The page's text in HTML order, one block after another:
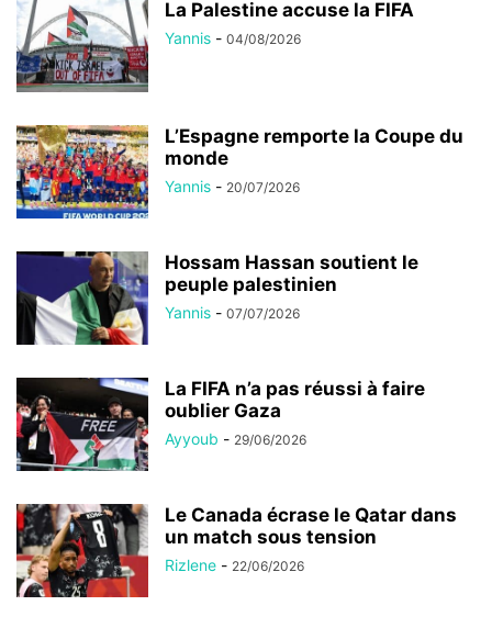
La Palestine accuse la FIFA
Yannis - 04/08/2026
L’Espagne remporte la Coupe du
monde
Yannis - 20/07/2026
Hossam Hassan soutient le
peuple palestinien
Yannis - 07/07/2026
La FIFA n’a pas réussi à faire
oublier Gaza
Ayyoub - 29/06/2026
Le Canada écrase le Qatar dans
un match sous tension
Rizlene - 22/06/2026